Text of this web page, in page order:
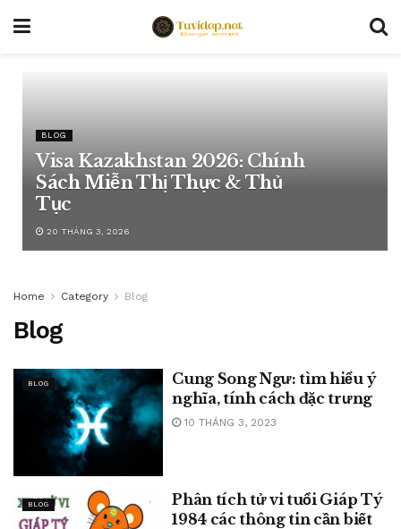
BLOG
Visa Kazakhstan 2026: Chính
Sách Miễn Thị Thực & Thủ
Tục
20 THÁNG 3, 2026
Home Category Blog
Blog
BLOG
Cung Song Ngư: tìm hiểu ý
nghĩa, tính cách đặc trưng
10 THÁNG 3, 2023
BLOG
Phân tích tử vi tuổi Giáp Tý
1984 các thông tin cần biết